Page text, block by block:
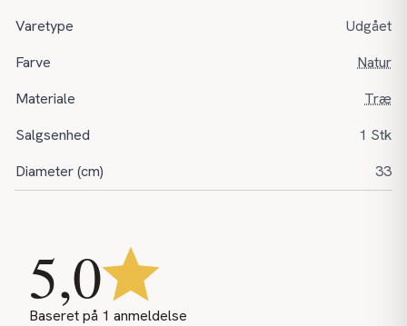
Varetype
Udgået
Farve
Natur
Materiale
Træ
Salgsenhed
1 Stk
Diameter (cm)
33
5,0
Baseret på 1 anmeldelse